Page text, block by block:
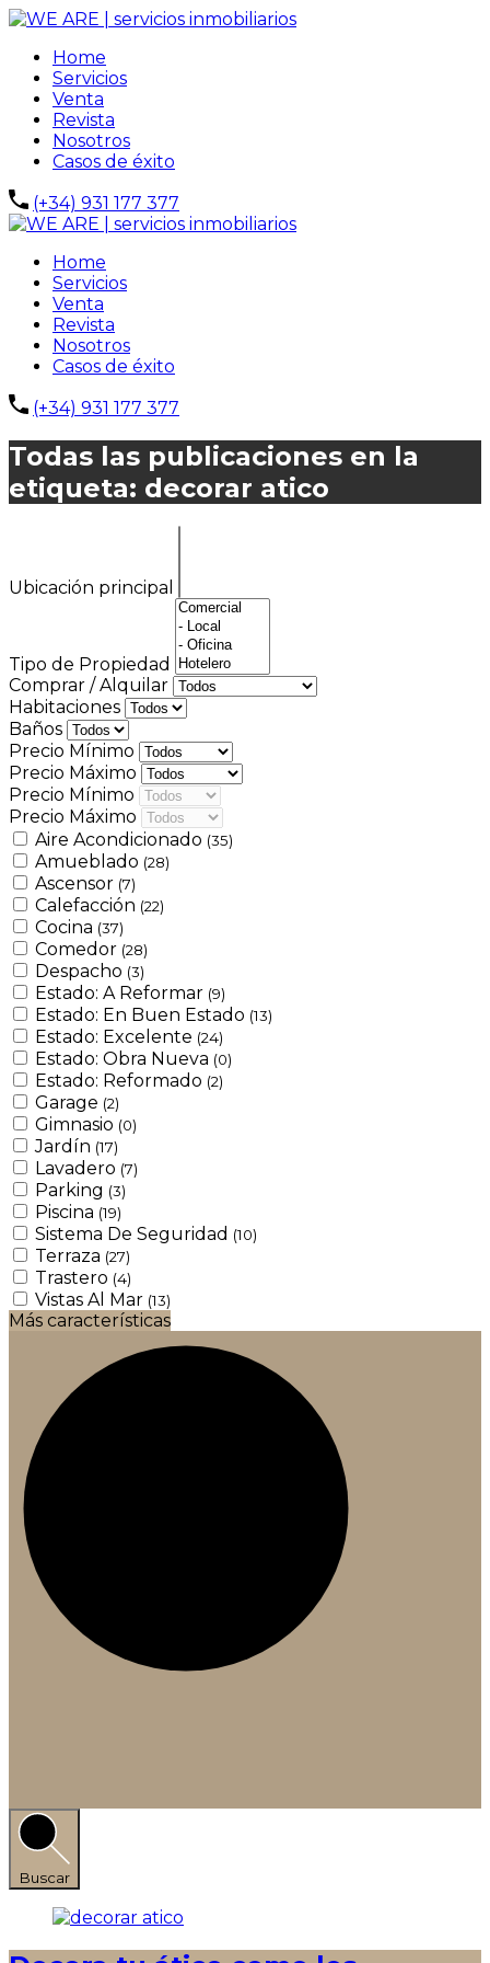
Home
Servicios
Venta
Revista
Nosotros
Casos de éxito
(+34) 931 177 377
Home
Servicios
Venta
Revista
Nosotros
Casos de éxito
(+34) 931 177 377
Todas las publicaciones en la
etiqueta: decorar atico
Ubicación principal
Tipo de Propiedad
Comprar / Alquilar
Habitaciones
Baños
Precio Mínimo
Precio Máximo
Precio Mínimo
Precio Máximo
Aire Acondicionado (35)
Amueblado (28)
Ascensor (7)
Calefacción (22)
Cocina (37)
Comedor (28)
Despacho (3)
Estado: A Reformar (9)
Estado: En Buen Estado (13)
Estado: Excelente (24)
Estado: Obra Nueva (0)
Estado: Reformado (2)
Garage (2)
Gimnasio (0)
Jardín (17)
Lavadero (7)
Parking (3)
Piscina (19)
Sistema De Seguridad (10)
Terraza (27)
Trastero (4)
Vistas Al Mar (13)
Más características
Buscar